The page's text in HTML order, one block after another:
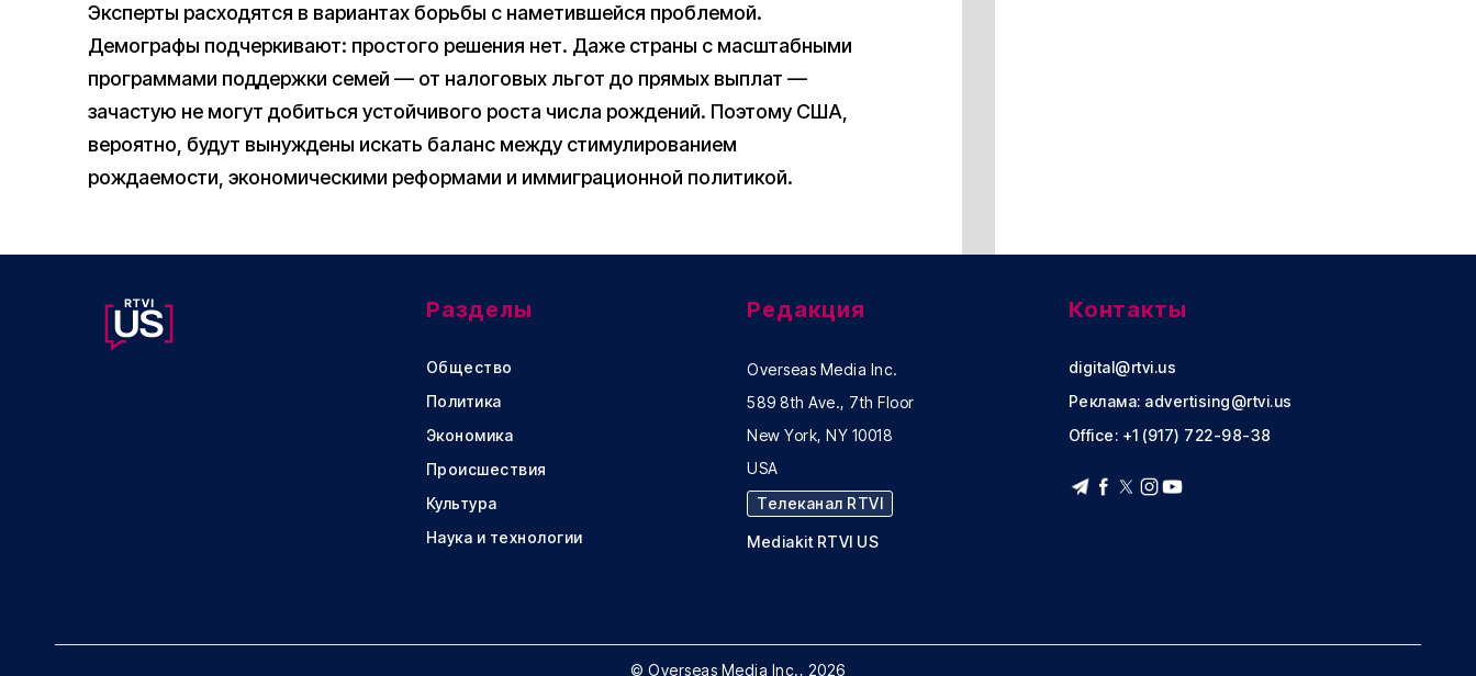
Эксперты расходятся в вариантах борьбы с наметившейся проблемой.
Демографы подчеркивают: простого решения нет. Даже страны с масштабными
программами поддержки семей — от налоговых льгот до прямых выплат —
зачастую не могут добиться устойчивого роста числа рождений. Поэтому США,
вероятно, будут вынуждены искать баланс между стимулированием
рождаемости, экономическими реформами и иммиграционной политикой.
Разделы
Общество
Политика
Экономика
Происшествия
Культура
Наука и технологии
Редакция
Overseas Media Inc.
589 8th Ave., 7th Floor
New York, NY 10018
USA
Телеканал RTVI
Mediakit RTVI US
Контакты
digital@rtvi.us
Реклама: advertising@rtvi.us
Office: +1 (917) 722-98-38
© Overseas Media Inc., 2026